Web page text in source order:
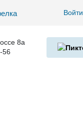
Войти
8а
56